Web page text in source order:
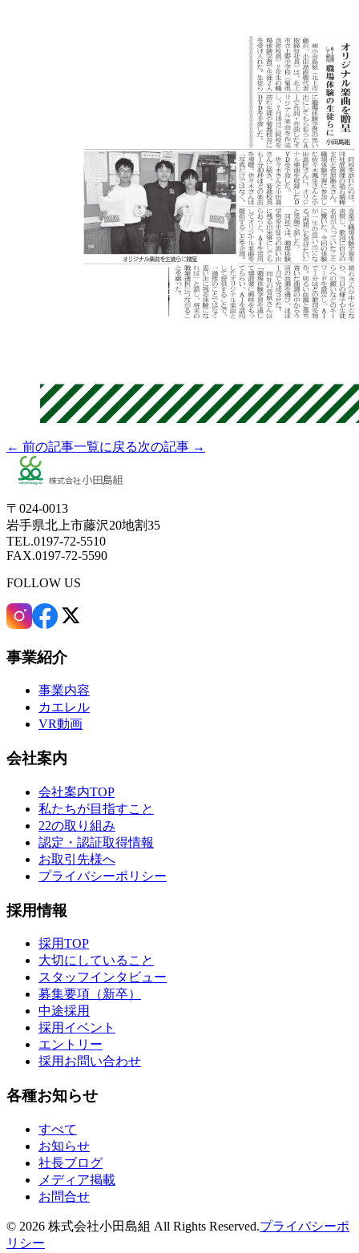
← 前の記事一覧に戻る次の記事 →
〒024-0013
岩手県北上市藤沢20地割35
TEL.0197-72-5510
FAX.0197-72-5590
FOLLOW US
事業紹介
事業内容
カエレル
VR動画
会社案内
会社案内TOP
私たちが目指すこと
22の取り組み
認定・認証取得情報
お取引先様へ
プライバシーポリシー
採用情報
採用TOP
大切にしていること
スタッフインタビュー
募集要項（新卒）
中途採用
採用イベント
エントリー
採用お問い合わせ
各種お知らせ
すべて
お知らせ
社長ブログ
メディア掲載
お問合せ
© 2026 株式会社小田島組 All Rights Reserved.プライバシーポ
リシー